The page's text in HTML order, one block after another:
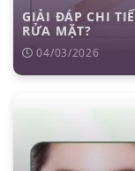
GIẢI ĐÁP CHI
RỬA MẶT?
04/03/2026